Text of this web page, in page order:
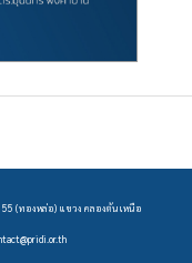
(ทองหล่อ) แขวง คลองตันเหนือ